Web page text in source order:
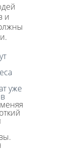
и
уже